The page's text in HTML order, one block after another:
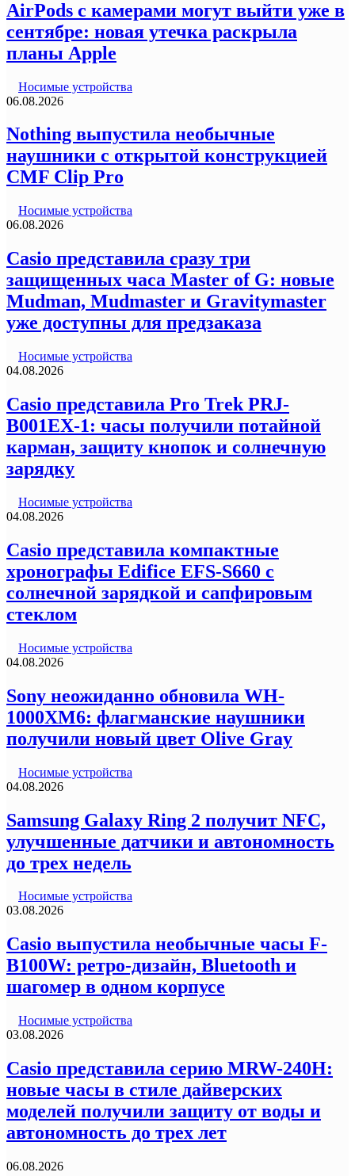
AirPods с камерами могут выйти уже в
сентябре: новая утечка раскрыла
планы Apple
Носимые устройства
06.08.2026
Nothing выпустила необычные
наушники с открытой конструкцией
CMF Clip Pro
Носимые устройства
06.08.2026
Casio представила сразу три
защищенных часа Master of G: новые
Mudman, Mudmaster и Gravitymaster
уже доступны для предзаказа
Носимые устройства
04.08.2026
Casio представила Pro Trek PRJ-
B001EX-1: часы получили потайной
карман, защиту кнопок и солнечную
зарядку
Носимые устройства
04.08.2026
Casio представила компактные
хронографы Edifice EFS-S660 с
солнечной зарядкой и сапфировым
стеклом
Носимые устройства
04.08.2026
Sony неожиданно обновила WH-
1000XM6: флагманские наушники
получили новый цвет Olive Gray
Носимые устройства
04.08.2026
Samsung Galaxy Ring 2 получит NFC,
улучшенные датчики и автономность
до трех недель
Носимые устройства
03.08.2026
Casio выпустила необычные часы F-
B100W: ретро-дизайн, Bluetooth и
шагомер в одном корпусе
Носимые устройства
03.08.2026
Casio представила серию MRW-240H:
новые часы в стиле дайверских
моделей получили защиту от воды и
автономность до трех лет
06.08.2026